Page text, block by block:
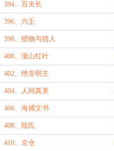
394、百夫长
396、六壬
398、猎物与猎人
400、漫山红叶
402、绝非明主
404、人间真美
406、海捕文书
408、陆氏
410、京仓